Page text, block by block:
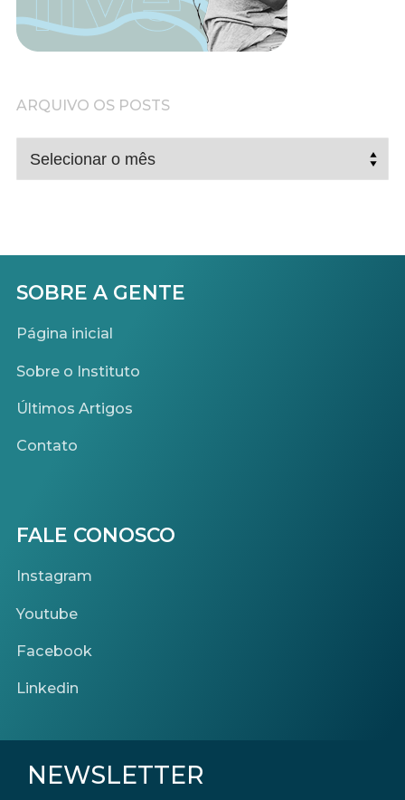
ARQUIVO OS POSTS
ARQUIVO
OS
SOBRE A GENTE
Página inicial
Sobre o Instituto
Últimos Artigos
Contato
FALE CONOSCO
Instagram
Youtube
Facebook
Linkedin
NEWSLETTER